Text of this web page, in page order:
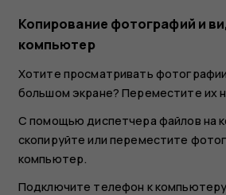
Копирование фотографий и
компьютер
Хотите просматривать
большом экране? Переместите их
С помощью диспетчера файлов на
скопируйте или переместите
компьютер.
Подключите телефон к